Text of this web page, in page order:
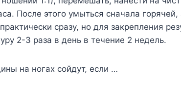
После этого умыться сначала
сразу, но для закрепления
2-3 раза в день в течение 2 недель.
на ногах сойдут, если …